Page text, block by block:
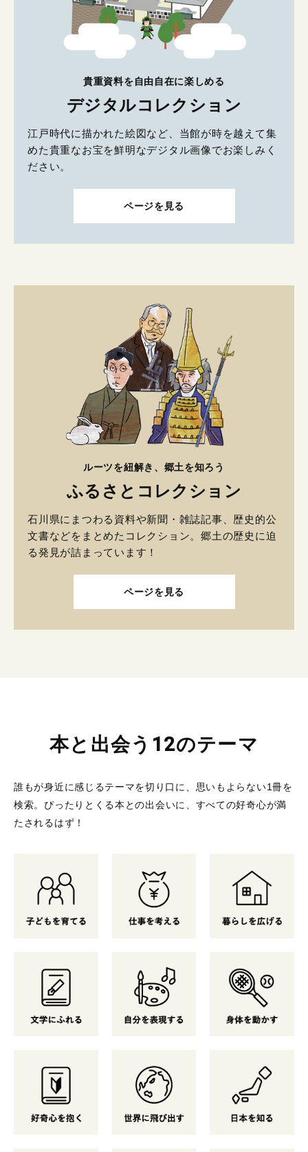
貴重資料を自由自在に楽しめる
デジタルコレクション
江戸時代に描かれた絵図など、当館が時を越えて集
めた貴重なお宝を鮮明なデジタル画像でお楽しみく
ださい。
ページを見る
ルーツを紐解き、郷土を知ろう
ふるさとコレクション
石川県にまつわる資料や新聞・雑誌記事、歴史的公
文書などをまとめたコレクション。郷土の歴史に迫
る発見が詰まっています！
ページを見る
本と出会う12のテーマ
誰もが身近に感じるテーマを切り口に、思いもよらない1冊を
検索。 ぴったりとくる本との出会いに、すべての好奇心が満
たされるはず！